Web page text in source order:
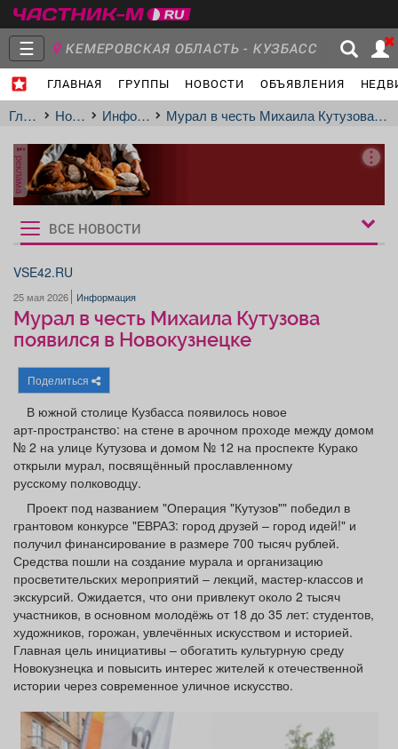
☰ КЕМЕРОВСКАЯ ОБЛАСТЬ - КУЗБАСС
ГЛАВНАЯ ГРУППЫ НОВОСТИ ОБЪЯВЛЕНИЯ
Главная
Группы Новости
Объявления Недвижимость Услуги
Работа Транспорт
Афиша Обучение Проекты
Товары Поздравления Погода
ТВ программа Я - пенсионер
Главная Новости Информация Мурал в честь Михаила Кутузова появился в Новокузнецке
реклама
Рукбрики
новостей
ВСЕ НОВОСТИ
VSE42.RU
25 мая 2026 Информация
Мурал в честь Михаила Кутузова
появился в Новокузнецке
Поделиться
В южной столице Кузбасса появилось новое
арт‑пространство: на стене в арочном проходе между домом
№ 2 на улице Кутузова и домом № 12 на проспекте Курако
открыли мурал, посвящённый прославленному
русскому полководцу.
Проект под названием "Операция "Кутузов"" победил в
грантовом конкурсе "ЕВРАЗ: город друзей – город идей!" и
получил финансирование в размере 700 тысяч рублей.
Средства пошли на создание мурала и организацию
просветительских мероприятий – лекций, мастер‑классов и
экскурсий. Ожидается, что они привлекут около 2 тысяч
участников, в основном молодёжь от 18 до 35 лет: студентов,
художников, горожан, увлечённых искусством и историей.
Главная цель инициативы – обогатить культурную среду
Новокузнецка и повысить интерес жителей к отечественной
истории через современное уличное искусство.